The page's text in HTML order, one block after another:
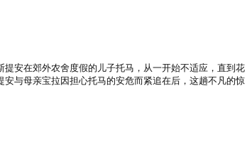
安在郊外农舍度假的儿子托马，从一开始不适应，直到花
与母亲宝拉因担心托马的安危而紧追在后，这趟不凡的惊